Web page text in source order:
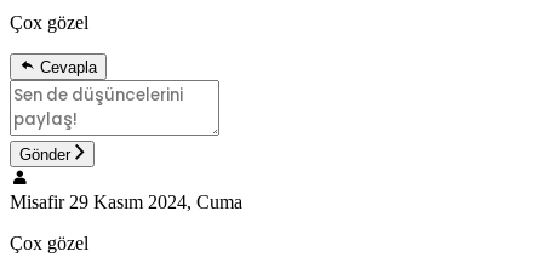
Çox gözel
Cevapla
Gönder
Misafir 29 Kasım 2024, Cuma
Çox gözel